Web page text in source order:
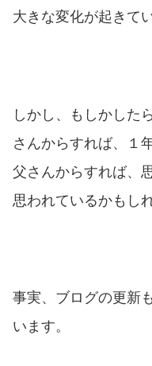
大きな変化が起きて
しかし、もしかした
さんからすれば、１
父さんからすれば、
思われているかもし
事実、ブログの更新
います。